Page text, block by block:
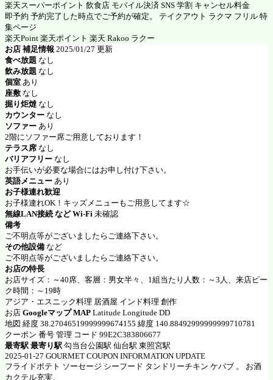
楽天スーパーポイント 飲食店 モバイル決済 SNS 学割 キャンセル料金
即予約 予約完了した時点でご予約が確定。 テイクアウト ラクマ フリル 特
集ページ
楽天Point 楽天ポイント 楽天 Rakoo ラクー
お店 補足情報 2025/01/27 更新
食べ放題 なし
飲み放題 なし
個室 あり
座敷 なし
掘り炬燵 なし
カウンター なし
ソファー あり
2階にソファー席ご用意しております！
テラス席 なし
バリアフリー なし
お手伝いが必要な場合にはお申し付け下さい。
英語メニュー あり
お子様連れ歓迎
お子様連れOK！キッズメニューもご用意してます☆
無線LAN接続 など Wi-Fi 未確認
備考
ご不明点等がございましたらご連絡下さい。
その他設備 など
ご不明点等がございましたらご連絡下さい。
お店の特長
お店サイズ：～40席、客層：男女半々、1組当たり人数：～3人、来店ピー
ク時間：～19時
アジア・エスニック料理 居酒屋 インド料理 創作
お店 Googleマップ MAP Latitude Longitude DD
地図 経度 38.27046519999999674155 緯度 140.88492999999999710781
クーポン 番号 管理 コード 99E2C383806677
最寄駅 最寄り駅 勾当台公園駅 仙台駅 東照宮駅
2025-01-27 GOURMET COUPON INFORMATION UPDATE
フライドポテト ソーセージ シーフード タンドリーチキン ケバブ 。 お酒
カクテル充実、